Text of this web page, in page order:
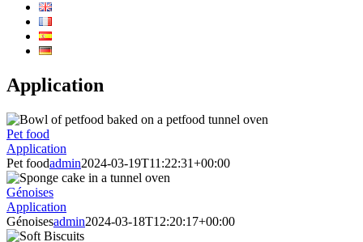
Application
Pet food
Application
Pet foodadmin2024-03-19T11:22:31+00:00
Génoises
Application
Génoisesadmin2024-03-18T12:20:17+00:00